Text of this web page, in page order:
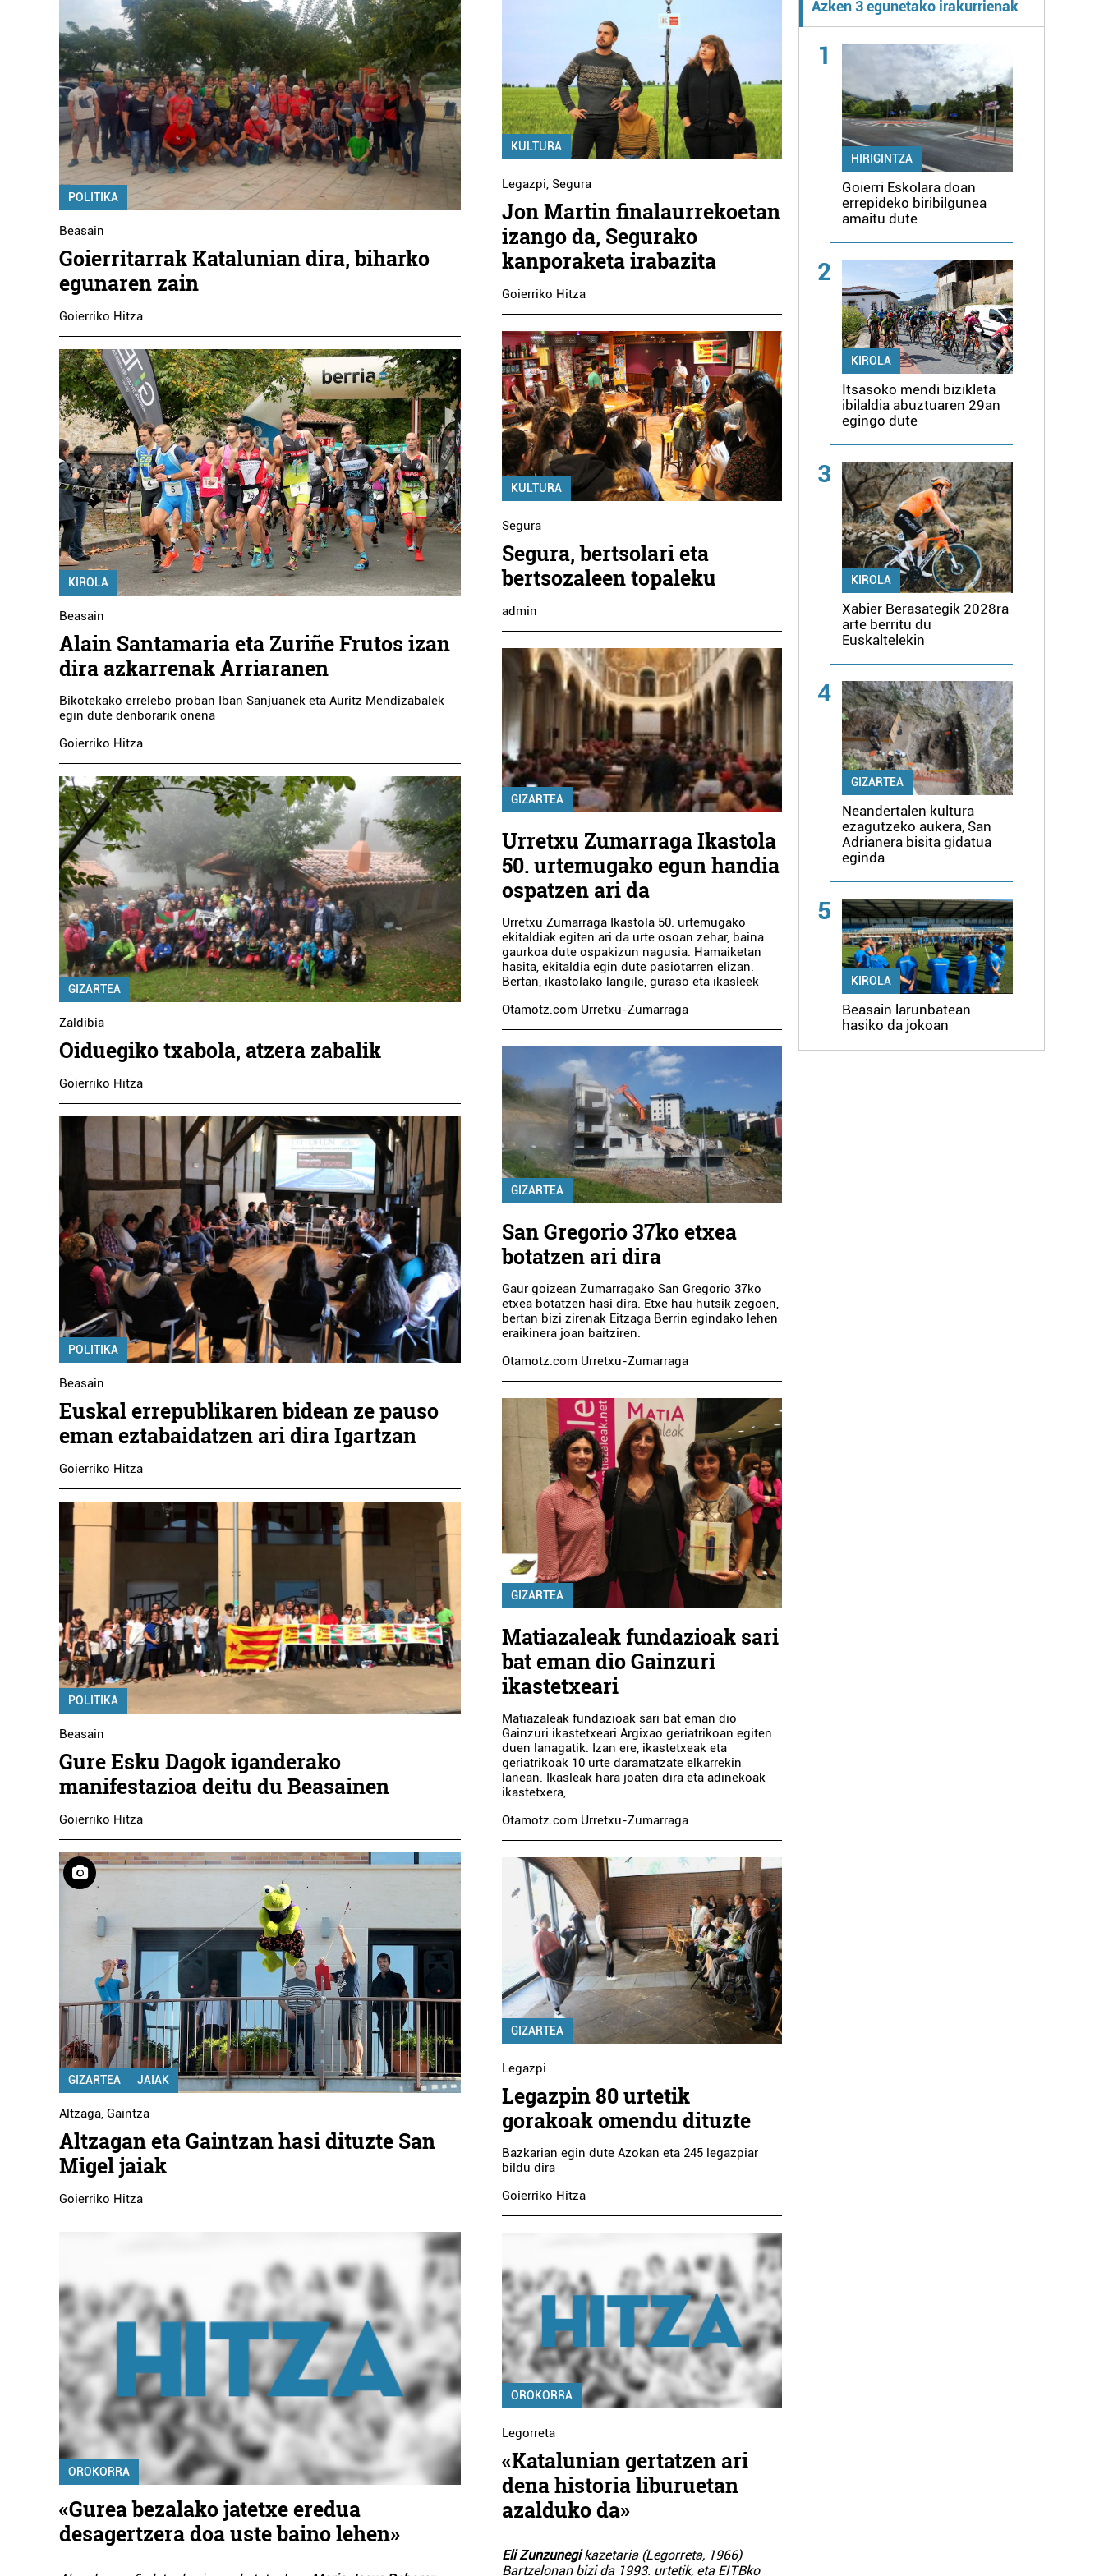
POLITIKA
Beasain
Goierritarrak Katalunian dira, biharko
egunaren zain
Goierriko Hitza
KIROLA
Beasain
Alain Santamaria eta Zuriñe Frutos izan
dira azkarrenak Arriaranen
Bikotekako errelebo proban Iban Sanjuanek eta Auritz Mendizabalek
egin dute denborarik onena
Goierriko Hitza
GIZARTEA
Zaldibia
Oiduegiko txabola, atzera zabalik
Goierriko Hitza
POLITIKA
Beasain
Euskal errepublikaren bidean ze pauso
eman eztabaidatzen ari dira Igartzan
Goierriko Hitza
POLITIKA
Beasain
Gure Esku Dagok iganderako
manifestazioa deitu du Beasainen
Goierriko Hitza
GIZARTEA JAIAK
Altzaga, Gaintza
Altzagan eta Gaintzan hasi dituzte San
Migel jaiak
Goierriko Hitza
OROKORRA
«Gurea bezalako jatetxe eredua
desagertzera doa uste baino lehen»
KULTURA
Legazpi, Segura
Jon Martin finalaurrekoetan
izango da, Segurako
kanporaketa irabazita
Goierriko Hitza
KULTURA
Segura
Segura, bertsolari eta
bertsozaleen topaleku
admin
GIZARTEA
Urretxu Zumarraga Ikastola
50. urtemugako egun handia
ospatzen ari da
Urretxu Zumarraga Ikastola 50. urtemugako
ekitaldiak egiten ari da urte osoan zehar, baina
gaurkoa dute ospakizun nagusia. Hamaiketan
hasita, ekitaldia egin dute pasiotarren elizan.
Bertan, ikastolako langile, guraso eta ikasleek
Otamotz.com Urretxu-Zumarraga
GIZARTEA
San Gregorio 37ko etxea
botatzen ari dira
Gaur goizean Zumarragako San Gregorio 37ko
etxea botatzen hasi dira. Etxe hau hutsik zegoen,
bertan bizi zirenak Eitzaga Berrin egindako lehen
eraikinera joan baitziren.
Otamotz.com Urretxu-Zumarraga
GIZARTEA
Matiazaleak fundazioak sari
bat eman dio Gainzuri
ikastetxeari
Matiazaleak fundazioak sari bat eman dio
Gainzuri ikastetxeari Argixao geriatrikoan egiten
duen lanagatik. Izan ere, ikastetxeak eta
geriatrikoak 10 urte daramatzate elkarrekin
lanean. Ikasleak hara joaten dira eta adinekoak
ikastetxera,
Otamotz.com Urretxu-Zumarraga
GIZARTEA
Legazpi
Legazpin 80 urtetik
gorakoak omendu dituzte
Bazkarian egin dute Azokan eta 245 legazpiar
bildu dira
Goierriko Hitza
OROKORRA
Legorreta
«Katalunian gertatzen ari
dena historia liburuetan
azalduko da»
Eli Zunzunegikazetaria (Legorreta, 1966)
Bartzelonan bizi da 1993. urtetik, eta EITBko
Azken 3 egunetako irakurrienak
1
HIRIGINTZA
Goierri Eskolara doan
errepideko biribilgunea
amaitu dute
2
KIROLA
Itsasoko mendi bizikleta
ibilaldia abuztuaren 29an
egingo dute
3
KIROLA
Xabier Berasategik 2028ra
arte berritu du
Euskaltelekin
4
GIZARTEA
Neandertalen kultura
ezagutzeko aukera, San
Adrianera bisita gidatua
eginda
5
KIROLA
Beasain larunbatean
hasiko da jokoan